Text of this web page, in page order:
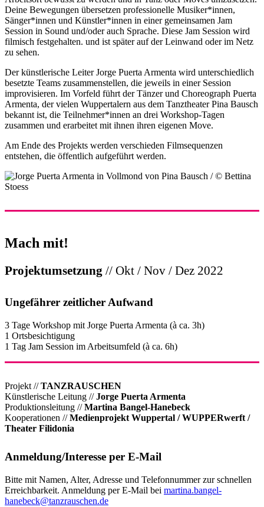
Deine Bewegungen übersetzen professionelle Musiker*innen,
Sänger*innen und Künstler*innen in einer gemeinsamen Jam
Session in Sound und/oder auch Sprache. Diese Jam Session wird
filmisch festgehalten. und ist später auf der Leinwand oder im Netz
zu sehen.
Der künstlerische Leiter Jorge Puerta Armenta wird unterschiedlich
besetzte Teams zusammenstellen, die jeweils in einer Session
improvisieren. Im Vorfeld führt der Tänzer und Choreograph Puerta
Armenta, der vielen Wuppertalern aus dem Tanztheater Pina Bausch
bekannt ist, die Teilnehmer*innen an drei Workshop-Tagen
zusammen und erarbeitet mit ihnen ihren eigenen Move.
Am Ende des Projekts werden verschieden Filmsequenzen
entstehen, die öffentlich aufgeführt werden.
Mach mit!
Projektumsetzung // Okt / Nov / Dez 2022
Ungefährer zeitlicher Aufwand
3 Tage Workshop mit Jorge Puerta Armenta (à ca. 3h)
1 Ortsbesichtigung
1 Tag Jam Session im Arbeitsumfeld (à ca. 6h)
Projekt //TANZRAUSCHEN
Künstlerische Leitung //Jorge Puerta Armenta
Produktionsleitung //Martina Bangel-Hanebeck
Kooperationen //Medienprojekt Wuppertal / WUPPERwerft /
Theater Filidonia
Anmeldung/Interesse per E-Mail
Bitte mit Namen, Alter, Adresse und Telefonnummer zur schnellen
Erreichbarkeit. Anmeldung per E-Mail bei martina.bangel-
hanebeck@tanzrauschen.de